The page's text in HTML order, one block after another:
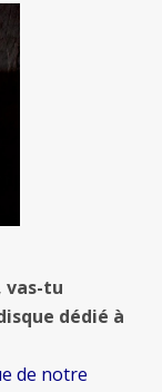
vas-tu
dédié à
de notre